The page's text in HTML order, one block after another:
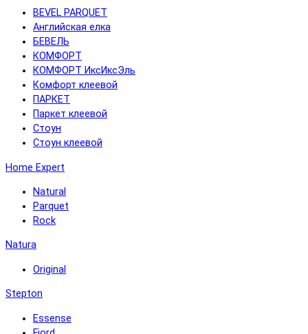
BEVEL PARQUET
Английская елка
БЕВЕЛЬ
КОМФОРТ
КОМФОРТ ИксИксЭль
Комфорт клеевой
ПАРКЕТ
Паркет клеевой
Стоун
Стоун клеевой
Home Expert
Natural
Parquet
Rock
Natura
Original
Stepton
Essense